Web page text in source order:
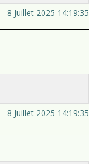
8 Juillet 2025 14:19:35
8 Juillet 2025 14:19:35